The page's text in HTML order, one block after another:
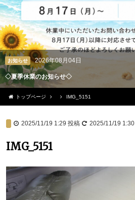
お知らせ 2026年08月04日
◇夏季休業のお知らせ◇
トップページ IMG_5151
2025/11/19 1:29 投稿 2025/11/19 1:30
IMG_5151